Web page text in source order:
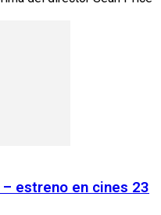
estreno en cines 23